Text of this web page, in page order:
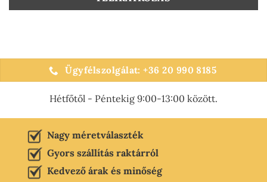
Ügyfélszolgálat: +36 20 990 8185
Hétfőtől - Péntekig 9:00-13:00 között.
Nagy méretválaszték
Gyors szállítás raktárról
Kedvező árak és minőség